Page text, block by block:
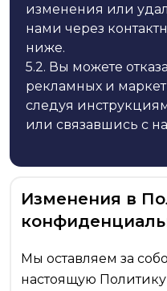
изменения или
нами через
ниже.
5.2. Вы можете
рекламных и
следуя
или связавшись с
Изменения в
Мы оставляем за
настоящую